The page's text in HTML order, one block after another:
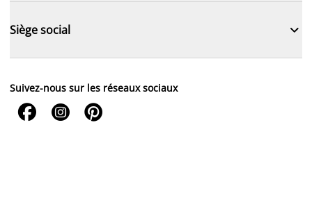
Siège social 
Suivez-nous sur les réseaux sociaux
  